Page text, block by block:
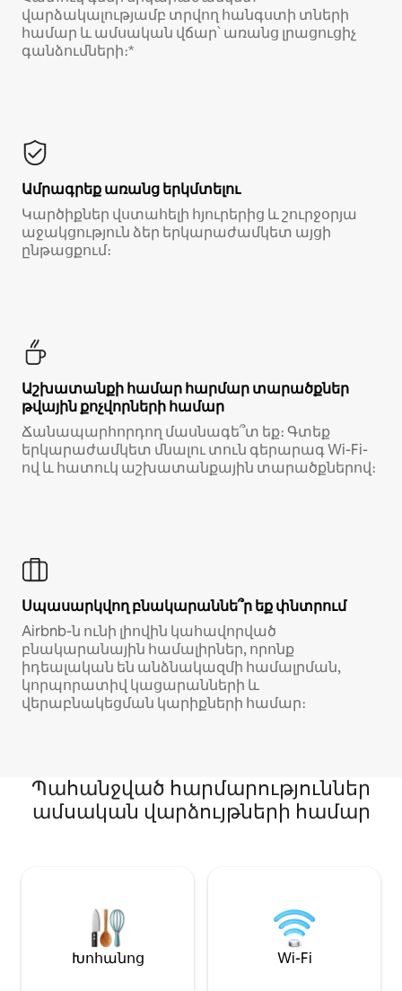
վարձակալությամբ տրվող հանգստի տների
համար և ամսական վճար՝ առանց լրացուցիչ
գանձումների։*
Ամրագրեք առանց երկմտելու
Կարծիքներ վստահելի հյուրերից և շուրջօրյա
աջակցություն ձեր երկարաժամկետ այցի
ընթացքում։
Աշխատանքի համար հարմար տարածքներ
թվային քոչվորների համար
Ճանապարհորդող մասնագե՞տ եք։ Գտեք
երկարաժամկետ մնալու տուն գերարագ Wi-Fi-
ով և հատուկ աշխատանքային տարածքներով։
Սպասարկվող բնակարաննե՞ր եք փնտրում
Airbnb-ն ունի լիովին կահավորված
բնակարանային համալիրներ, որոնք
իդեալական են անձնակազմի համալրման,
կորպորատիվ կացարանների և
վերաբնակեցման կարիքների համար։
Պահանջված հարմարություններ
ամսական վարձույթների համար
Խոհանոց Wi-Fi